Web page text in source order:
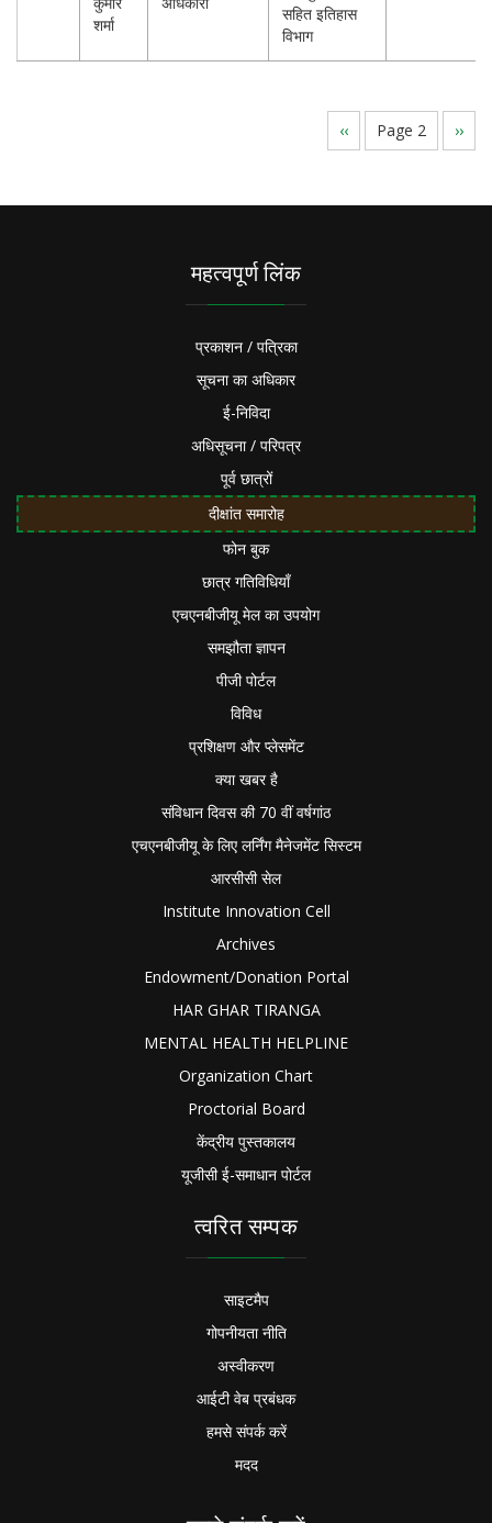
शर्मा
सहित इतिहास
विभाग
Pagination
Previous
page
‹‹ Page 2
Next
page
››
महत्वपूर्ण लिंक
प्रकाशन / पत्रिका
सूचना का अधिकार
ई-निविदा
अधिसूचना / परिपत्र
पूर्व छात्रों
दीक्षांत समारोह
फोन बुक
छात्र गतिविधियाँ
एचएनबीजीयू मेल का उपयोग
समझौता ज्ञापन
पीजी पोर्टल
विविध
प्रशिक्षण और प्लेसमेंट
क्या खबर है
संविधान दिवस की 70 वीं वर्षगांठ
एचएनबीजीयू के लिए लर्निंग मैनेजमेंट सिस्टम
आरसीसी सेल
Institute Innovation Cell
Archives
Endowment/Donation Portal
HAR GHAR TIRANGA
MENTAL HEALTH HELPLINE
Organization Chart
Proctorial Board
केंद्रीय पुस्तकालय
यूजीसी ई-समाधान पोर्टल
त्वरित सम्पक
साइटमैप
गोपनीयता नीति
अस्वीकरण
आईटी वेब प्रबंधक
हमसे संपर्क करें
मदद